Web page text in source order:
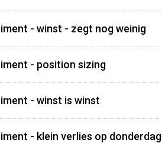
- winst - zegt nog weinig
- position sizing
- winst is winst
- klein verlies op donderdag